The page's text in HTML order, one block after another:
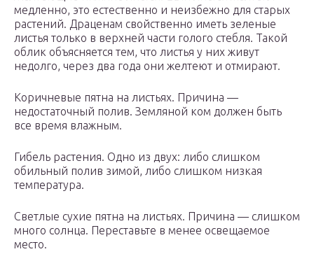
медленно, это естественно и неизбежно для старых
растений. Драценам свойственно иметь зеленые
листья только в верхней части голого стебля. Такой
облик объясняется тем, что листья у них живут
недолго, через два года они желтеют и отмирают.
Коричневые пятна на листьях. Причина —
недостаточный полив. Земляной ком должен быть
все время влажным.
Гибель растения. Одно из двух: либо слишком
обильный полив зимой, либо слишком низкая
температура.
Светлые сухие пятна на листьях. Причина — слишком
много солнца. Переставьте в менее освещаемое
место.